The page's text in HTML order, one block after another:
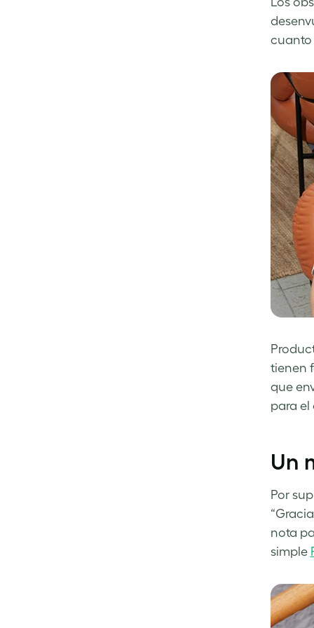
cuanto
tienen
que
para el
Un
Por
nota
simple